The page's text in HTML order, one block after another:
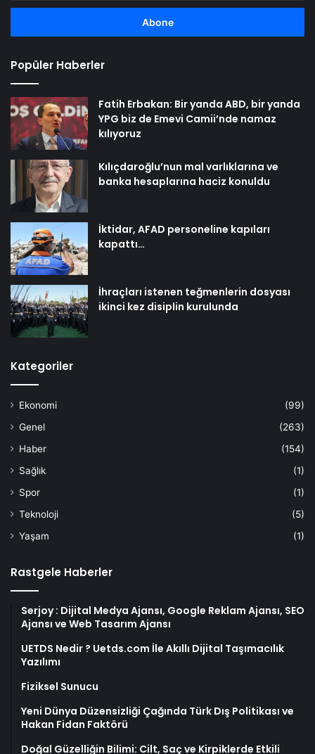
adresinizi
Popüler Haberler
Fatih Erbakan: Bir yanda ABD, bir yanda
YPG biz de Emevi Camii’nde namaz
kılıyoruz
Kılıçdaroğlu’nun mal varlıklarına ve
banka hesaplarına haciz konuldu
İktidar, AFAD personeline kapıları
kapattı…
İhraçları istenen teğmenlerin dosyası
ikinci kez disiplin kurulunda
Kategoriler
Ekonomi
(99)
Genel
(263)
Haber
(154)
Sağlık
(1)
Spor
(1)
Teknoloji
(5)
Yaşam
(1)
Rastgele Haberler
Serjoy : Dijital Medya Ajansı, Google Reklam Ajansı, SEO
Ajansı ve Web Tasarım Ajansı
UETDS Nedir ? Uetds.com İle Akıllı Dijital Taşımacılık
Yazılımı
Fiziksel Sunucu
Yeni Dünya Düzensizliği Çağında Türk Dış Politikası ve
Hakan Fidan Faktörü
Doğal Güzelliğin Bilimi: Cilt, Saç ve Kirpiklerde Etkili